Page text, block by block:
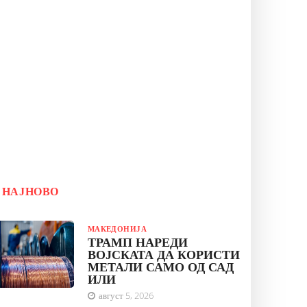
НАЈНОВО
МАКЕДОНИЈА
ТРАМП НАРЕДИ
ВОЈСКАТА ДА КОРИСТИ
МЕТАЛИ САМО ОД САД
ИЛИ
август 5, 2026